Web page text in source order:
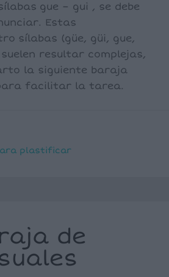
gue – gui , se debe
Estas
sílabas (güe, güi, gue,
suelen resultar complejas,
la siguiente baraja
facilitar la tarea.
plastificar
de